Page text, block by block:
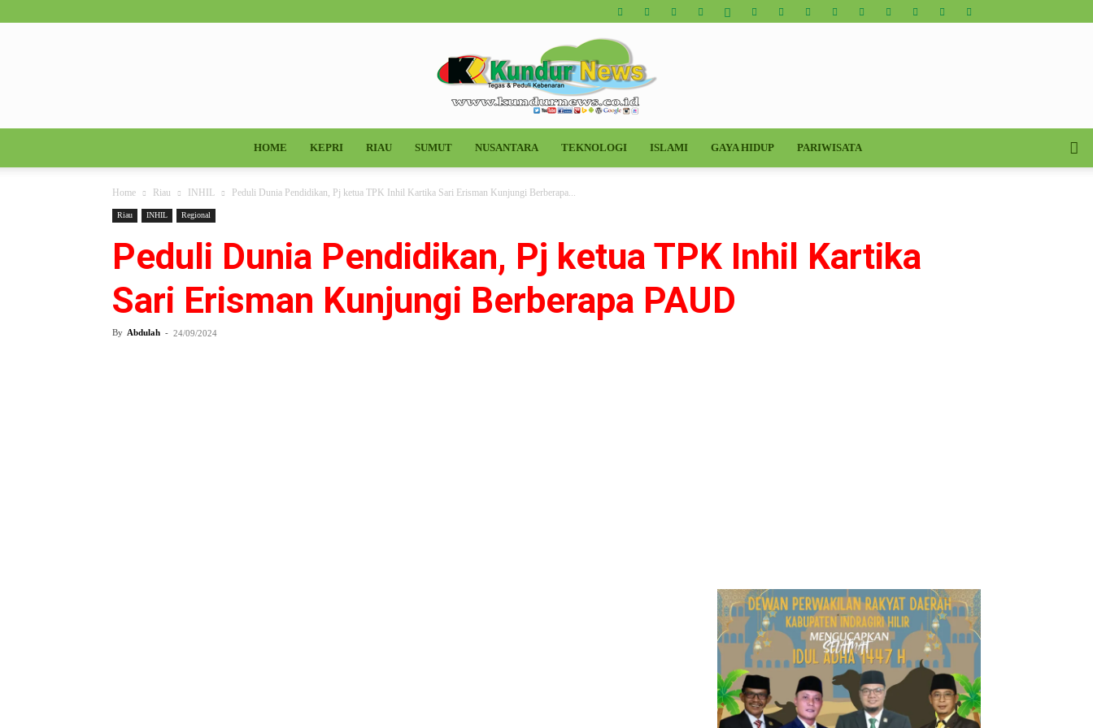
Kundur
News
HOME KEPRI RIAU SUMUT NUSANTARA TEKNOLOGI ISLAMI GAYA HIDUP PARIWISATA
Home Riau INHIL Peduli Dunia Pendidikan, Pj ketua TPK Inhil Kartika Sari Erisman Kunjungi Berberapa...
Riau INHIL Regional
Peduli Dunia Pendidikan, Pj ketua TPK Inhil Kartika
Sari Erisman Kunjungi Berberapa PAUD
By Abdulah - 24/09/2024